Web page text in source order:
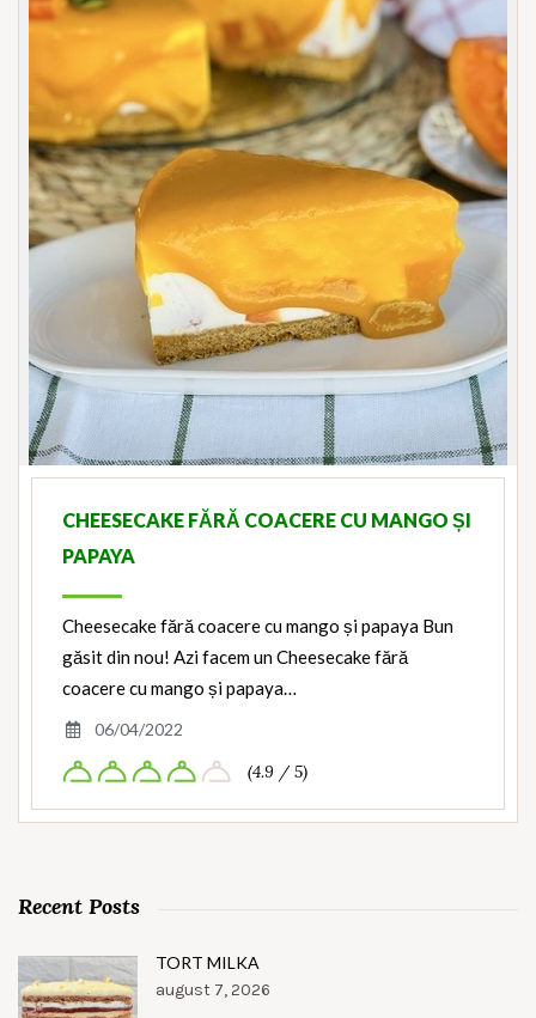
CHEESECAKE FĂRĂ COACERE CU MANGO ȘI
PAPAYA
Cheesecake fără coacere cu mango și papaya Bun
găsit din nou! Azi facem un Cheesecake fără
coacere cu mango și papaya…
06/04/2022
(4.9 / 5)
Recent Posts
TORT MILKA
august 7, 2026